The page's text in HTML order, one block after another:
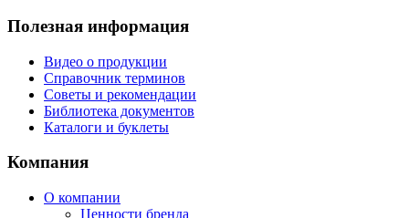
Полезная информация
Видео о продукции
Справочник терминов
Советы и рекомендации
Библиотека документов
Каталоги и буклеты
Компания
О компании
Ценности бренда